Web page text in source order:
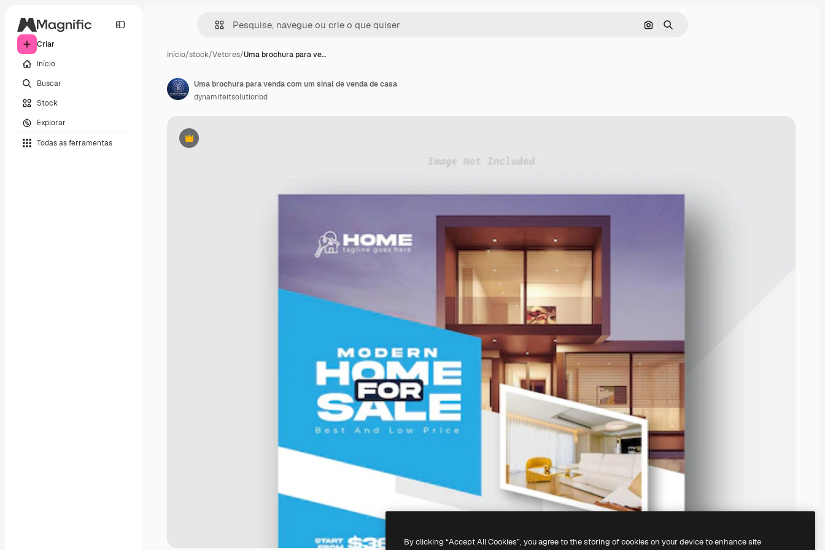
Criar
Início
Buscar
Stock
Explorar
Todas as ferramentas
Pesquisar por imagem
Buscar
Início/stock/Vetores/Uma brochura para ve…
Premium
Uma brochura para venda com um sinal de venda de casa
dynamiteitsolutionbd
By clicking “Accept All Cookies”, you agree to the storing of cookies on your device to enhance site